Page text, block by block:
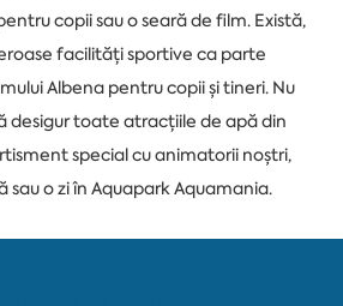
copii sau o seară de film. Există,
facilități sportive ca parte
Albena pentru copii și tineri. Nu
desigur toate atracțiile de apă din
special cu animatorii noștri,
sau o zi în Aquapark Aquamania.